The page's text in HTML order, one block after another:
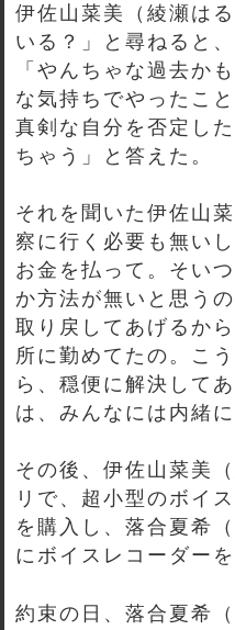
伊佐山菜美（綾瀬は
いる？」と尋ねると
「やんちゃな過去か
な気持ちでやったこ
真剣な自分を否定し
ちゃう」と答えた。
それを聞いた伊佐山
察に行く必要も無い
お金を払って。そい
か方法が無いと思う
取り戻してあげるか
所に勤めてたの。こ
ら、穏便に解決して
は、みんなには内緒
その後、伊佐山菜美
リで、超小型のボイ
を購入し、落合夏希
にボイスレコーダーを
約束の日、落合夏希